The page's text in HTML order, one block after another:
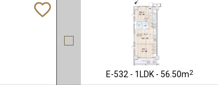
E-532 - 1LDK - 56.50m2